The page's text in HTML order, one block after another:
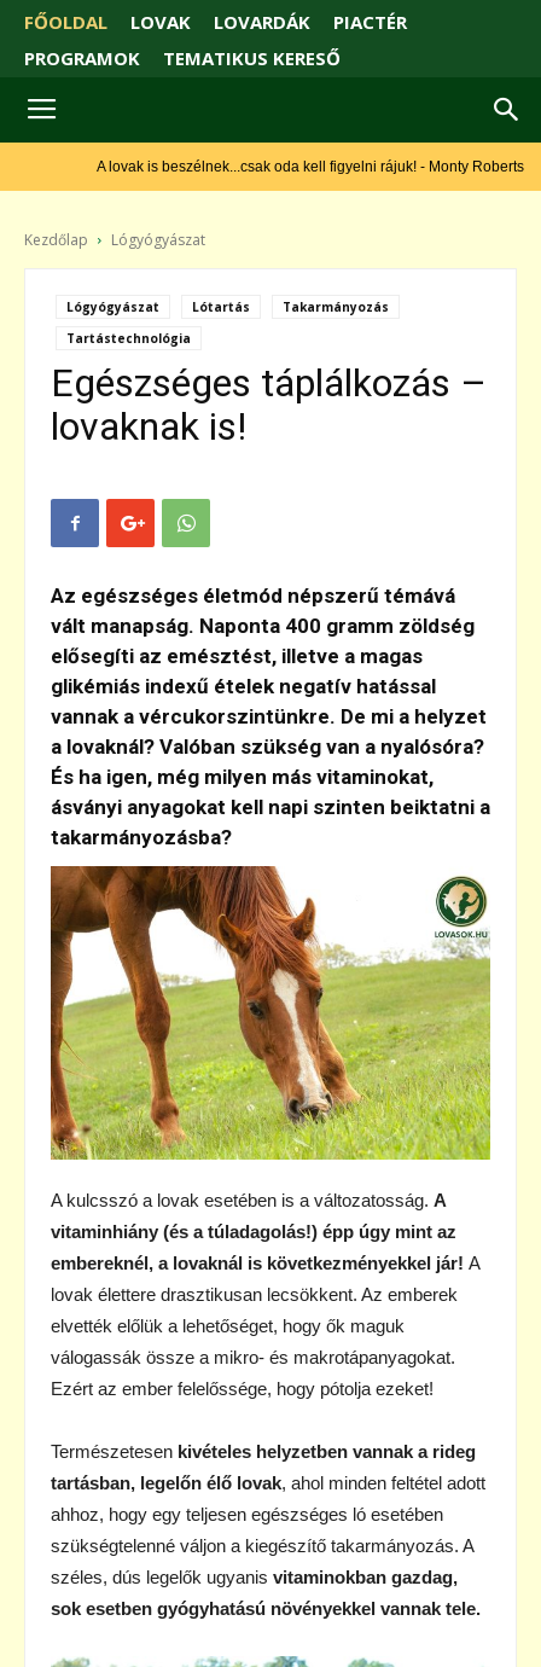
FŐOLDAL LOVAK LOVARDÁK
PIACTÉR
PROGRAMOK
TEMATIKUS KERESŐ
A lovak is beszélnek...csak oda kell figyelni rájuk! - Monty Roberts
Kezdőlap Lógyógyászat
Lógyógyászat Lótartás
Takarmányozás
Tartástechnológia
Egészséges táplálkozás –
lovaknak is!
Az egészséges életmód népszerű témává
vált manapság. Naponta 400 gramm zöldség
elősegíti az emésztést, illetve a magas
glikémiás indexű ételek negatív hatással
vannak a vércukorszintünkre. De mi a helyzet
a lovaknál? Valóban szükség van a nyalósóra?
És ha igen, még milyen más vitaminokat,
ásványi anyagokat kell napi szinten beiktatni a
takarmányozásba?
A kulcsszó a lovak esetében is a változatosság. A
vitaminhiány (és a túladagolás!) épp úgy mint az
embereknél, a lovaknál is következményekkel jár! A
lovak élettere drasztikusan lecsökkent. Az emberek
elvették előlük a lehetőséget, hogy ők maguk
válogassák össze a mikro- és makrotápanyagokat.
Ezért az ember felelőssége, hogy pótolja ezeket!
Természetesen kivételes helyzetben vannak a rideg
tartásban, legelőn élő lovak, ahol minden feltétel adott
ahhoz, hogy egy teljesen egészséges ló esetében
szükségtelenné váljon a kiegészítő takarmányozás. A
széles, dús legelők ugyanis vitaminokban gazdag,
sok esetben gyógyhatású növényekkel vannak tele.